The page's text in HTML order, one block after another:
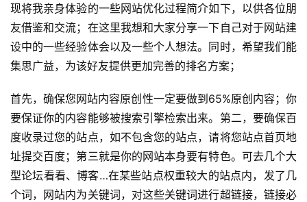
现将我亲身体验的一些网站优化过程简介如下，以供各位朋
友借鉴和交流； 在这里我想和大家分享一下自己对于网站建
设中的一些经验体会以及一些个人想法。 同时，希望我们能
集思广益，为该好友提供更加完善的排名方案；
首先，确保您网站内容原创性一定要做到65%原创内容； 你
要保证你的内容能够被搜索引擎检索出来。 第二，要确保百
度收录过您的站点，如不包含您的站点，请将您站点首页地
址提交百度； 第三就是你的网站本身要有特色。 可去几个大
型论坛看看、博客…在某些站点权重较大的站点内，发了几
个词，网站内为关键词，对这些关键词进行超链接，链接必